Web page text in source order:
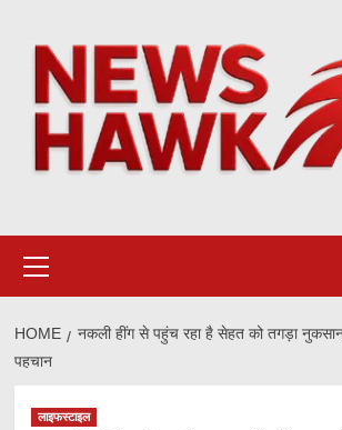
content
Menu
HOME
नकली हींग से पहुंच रहा है सेहत को तगड़ा
पहचान
लाइफस्टाइल